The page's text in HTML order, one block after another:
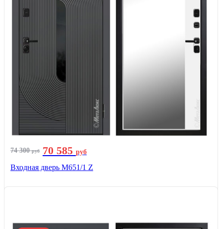
74 300руб 70 585 руб
Входная дверь М651/1 Z